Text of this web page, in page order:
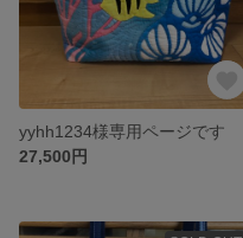
yyhh1234様専用ページです
27,500円